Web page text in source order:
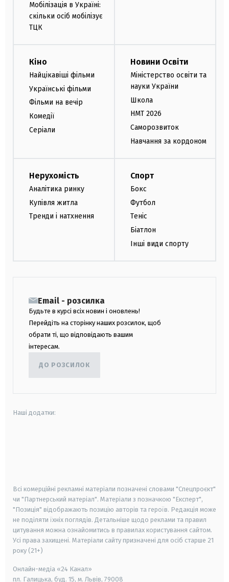
Мобілізація в Україні:
скільки осіб мобілізує
ТЦК
Кіно
Найцікавіші фільми
Українські фільми
Фільми на вечір
Комедії
Серіали
Новини Освіти
Міністерство освіти та
науки України
Школа
НМТ 2026
Саморозвиток
Навчання за кордоном
Нерухомість
Аналітика ринку
Купівля житла
Тренди і натхнення
Спорт
Бокс
Футбол
Теніс
Біатлон
Інші види спорту
Email - розсилка
Будьте в курсі всіх новин і оновлень!
Перейдіть на сторінку наших розсилок, щоб
обрати ті, що відповідають вашим
інтересам.
ДО РОЗСИЛОК
Наші додатки:
Всі комерційні рекламні матеріали позначені словами "Спецпроєкт"
чи "Партнерський матеріал". Матеріали з позначкою "Експерт",
"Позиція" відображають позицію авторів та героїв. Редакція може
не поділяти їхніх поглядів. Детальніше щодо реклами та правил
цитування можна ознайомитись в правилах користування сайтом.
Усі права захищені. Матеріали сайту призначені для осіб старше 21
року (21+)
Онлайн-медіа «24 Канал»
пл. Галицька, буд. 15, м. Львів, 79008